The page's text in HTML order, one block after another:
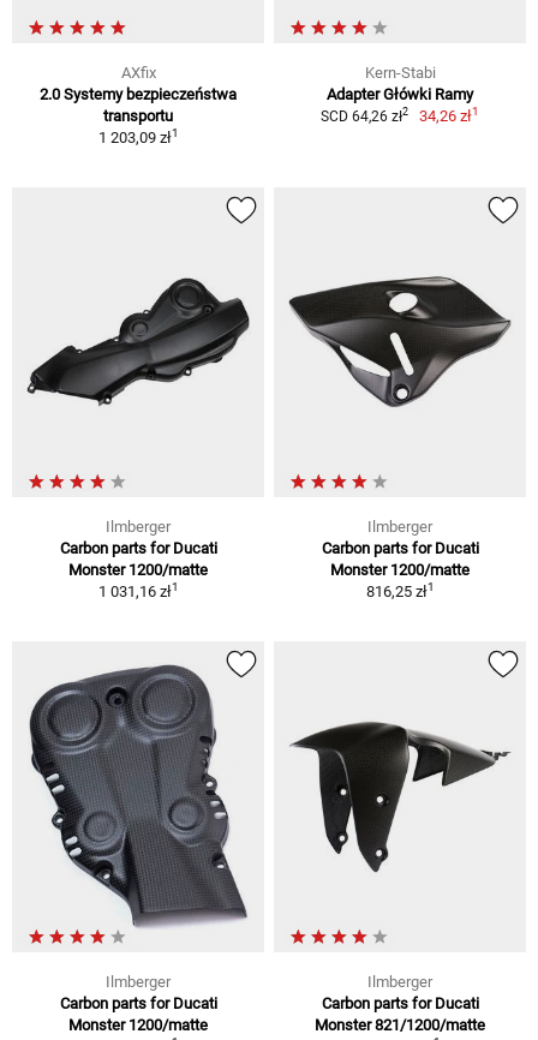
AXfix
2.0 Systemy bezpieczeństwa
transportu
1 203,09 zł1
Kern-Stabi
Adapter Główki Ramy
SCD 64,26 zł2 34,26 zł1
Ilmberger
Carbon parts for Ducati
Monster 1200/matte
1 031,16 zł1
Ilmberger
Carbon parts for Ducati
Monster 1200/matte
816,25 zł1
Ilmberger
Carbon parts for Ducati
Monster 1200/matte
Ilmberger
Carbon parts for Ducati
Monster 821/1200/matte